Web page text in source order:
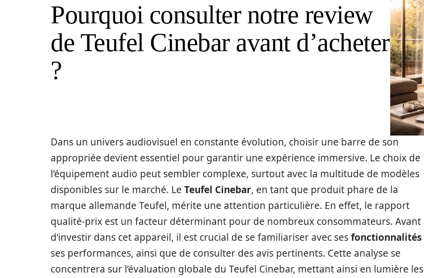
Pourquoi consulter notre review
de Teufel Cinebar avant d’acheter
?
Dans un univers audiovisuel en constante évolution, choisir une barre de son
appropriée devient essentiel pour garantir une expérience immersive. Le choix de
l’équipement audio peut sembler complexe, surtout avec la multitude de modèles
disponibles sur le marché. Le Teufel Cinebar, en tant que produit phare de la
marque allemande Teufel, mérite une attention particulière. En effet, le rapport
qualité-prix est un facteur déterminant pour de nombreux consommateurs. Avant
d’investir dans cet appareil, il est crucial de se familiariser avec sesfonctionnalités
ses performances, ainsi que de consulter des avis pertinents. Cette analyse se
concentrera sur l’évaluation globale du Teufel Cinebar, mettant ainsi en lumière les